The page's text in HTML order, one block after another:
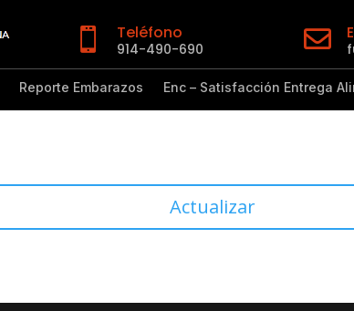
 Teléfono
914-490-690 
Reporte Embarazos Enc – Satisfacción Entrega
Actualizar